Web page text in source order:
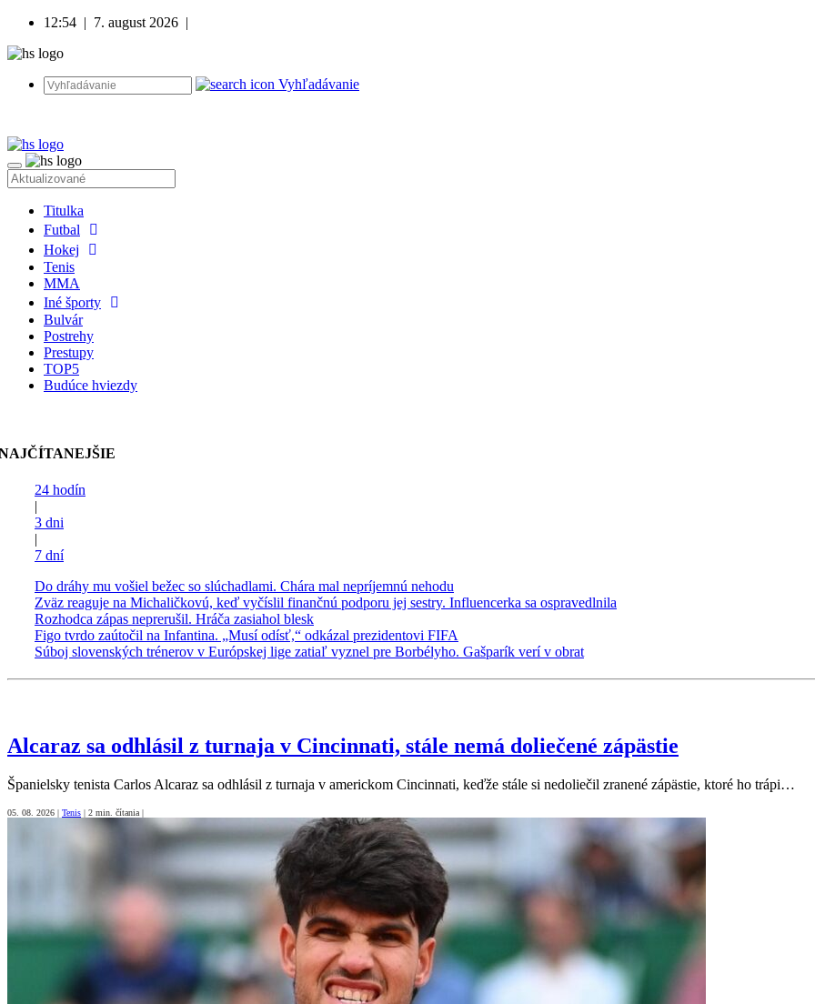
12:54 | 7. august 2026 |
Vyhľadávanie
Titulka
Futbal
Hokej
Tenis
MMA
Iné športy
Bulvár
Postrehy
Prestupy
TOP5
Budúce hviezdy
24 hodín
|
3 dni
|
7 dní
Alcaraz sa odhlásil z turnaja v Cincinnati, stále nemá doliečené zápästie
Španielsky tenista Carlos Alcaraz sa odhlásil z turnaja v americkom Cincinnati, keďže stále si nedoliečil zranené zápästie, ktoré ho trápi…
05. 08. 2026 | Tenis | 2 min. čítania|